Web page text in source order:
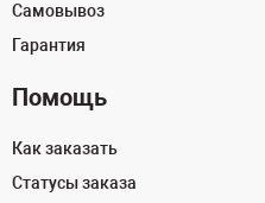
Самовывоз
Гарантия
Помощь
Как заказать
Статусы заказа